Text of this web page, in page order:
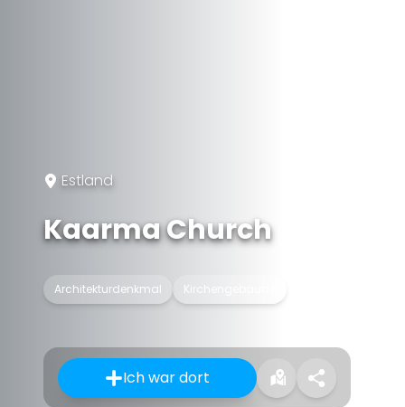
Estland
Kaarma Church
Architekturdenkmal Kirchengebäude
Ich war dort